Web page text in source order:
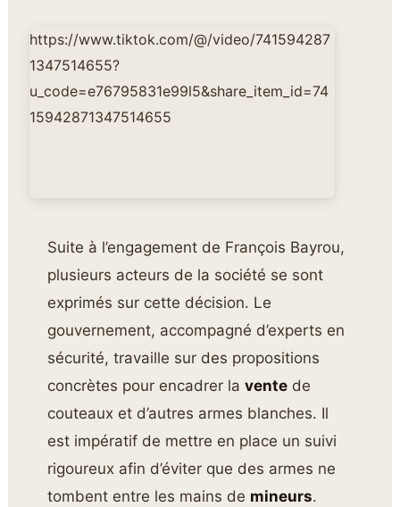
https://www.tiktok.com/@/video/741594287
1347514655?
u_code=e76795831e99l5&share_item_id=74
15942871347514655
Suite à l’engagement de François Bayrou,
plusieurs acteurs de la société se sont
exprimés sur cette décision. Le
gouvernement, accompagné d’experts en
sécurité, travaille sur des propositions
concrètes pour encadrer lavente de
couteaux et d’autres armes blanches. Il
est impératif de mettre en place un suivi
rigoureux afin d’éviter que des armes ne
tombent entre les mains de mineurs.